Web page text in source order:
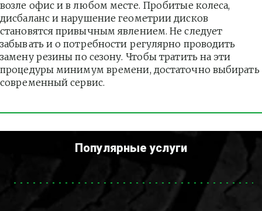
возле офис и в любом месте. Пробитые колеса,
дисбаланс и нарушение геометрии дисков
становятся привычным явлением. Не следует
забывать и о потребности регулярно проводить
замену резины по сезону. Чтобы тратить на эти
процедуры минимум времени, достаточно выбирать
современный сервис.
Популярные услуги